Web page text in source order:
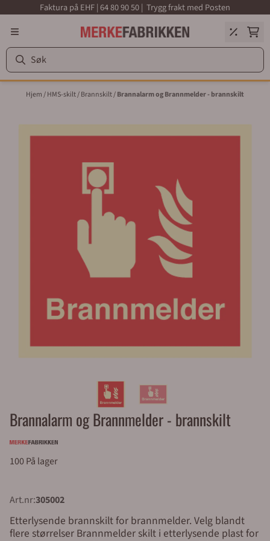
Hopp til innholdFaktura på EHF | 64 80 90 50 | Trygg frakt med Posten
Hjem/HMS-skilt/Brannskilt/Brannalarm og Brannmelder - brannskilt
Brannalarm og Brannmelder - brannskilt
100 På lager
Art.nr:305002
Etterlysende brannskilt for brannmelder. Velg blandt
flere størrelser Brannmelder skilt i etterlysende plast for